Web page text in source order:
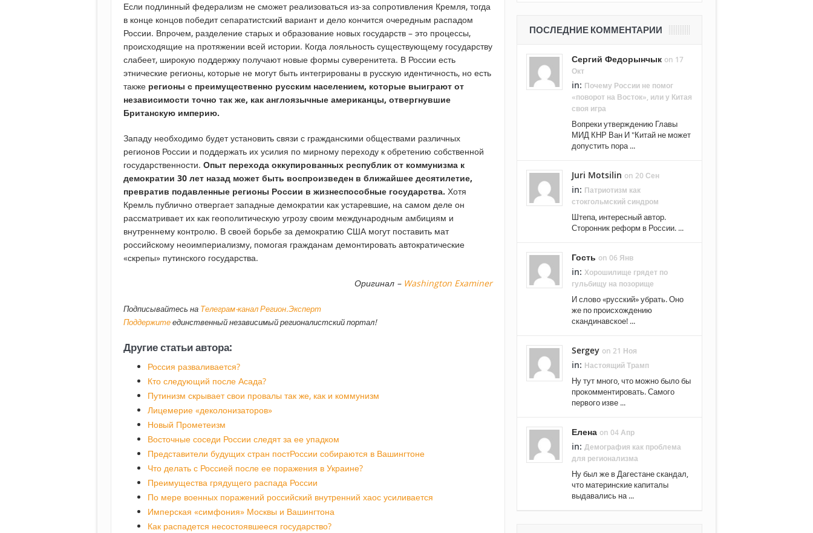
Если подлинный федерализм не сможет реализоваться из-за сопротивления Кремля, тогда
в конце концов победит сепаратистский вариант и дело кончится очередным распадом
России. Впрочем, разделение старых и образование новых государств – это процессы,
происходящие на протяжении всей истории. Когда лояльность существующему государству
слабеет, широкую поддержку получают новые формы суверенитета. В России есть
этнические регионы, которые не могут быть интегрированы в русскую идентичность, но есть
также регионы с преимущественно русским населением, которые выиграют от
независимости точно так же, как англоязычные американцы, отвергнувшие
Британскую империю.
Западу необходимо будет установить связи с гражданскими обществами различных
регионов России и поддержать их усилия по мирному переходу к обретению собственной
государственности. Опыт перехода оккупированных республик от коммунизма к
демократии 30 лет назад может быть воспроизведен в ближайшее десятилетие,
превратив подавленные регионы России в жизнеспособные государства. Хотя
Кремль публично отвергает западные демократии как устаревшие, на самом деле он
рассматривает их как геополитическую угрозу своим международным амбициям и
внутреннему контролю. В своей борьбе за демократию США могут поставить мат
российскому неоимпериализму, помогая гражданам демонтировать автократические
«скрепы» путинского государства.
Оригинал – Washington Examiner
Подписывайтесь на Телеграм-канал Регион.Эксперт
Поддержитеединственный независимый регионалистский портал!
Другие статьи автора:
Россия разваливается?
Кто следующий после Асада?
Путинизм скрывает свои провалы так же, как и коммунизм
Лицемерие «деколонизаторов»
Новый Прометеизм
Восточные соседи России следят за ее упадком
Представители будущих стран постРоссии собираются в Вашингтоне
Что делать с Россией после ее поражения в Украине?
Преимущества грядущего распада России
По мере военных поражений российский внутренний хаос усиливается
Имперская «симфония» Москвы и Вашингтона
Как распадется несостоявшееся государство?
ПОСЛЕДНИЕ КОММЕНТАРИИ
Сергий Федорынчык on 17
Окт
in: Почему России не помог
«поворот на Восток», или у Китая
своя игра
Вопреки утверждению Главы
МИД КНР Ван И "Китай не может
допустить пора ...
Juri Motsilin on 20 Сен
in: Патриотизм как
стокгольмский синдром
Штепа, интересный автор.
Сторонник реформ в России. ...
Гость on 06 Янв
in: Хорошилище грядет по
гульбищу на позорище
И слово «русский» убрать. Оно
же по происхождению
скандинавское! ...
Sergey on 21 Ноя
in: Настоящий Трамп
Ну тут много, что можно было бы
прокомментировать. Самого
первого изве ...
Елена on 04 Апр
in: Демография как проблема
для регионализма
Ну был же в Дагестане скандал,
что материнские капиталы
выдавались на ...